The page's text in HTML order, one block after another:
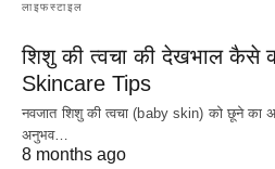
लाइफस्टाइल
शिशु की त्वचा की देखभाल
Skincare Tips
नवजात शिशु की त्वचा (baby skin) को छूने का
अनुभव…
8 months ago